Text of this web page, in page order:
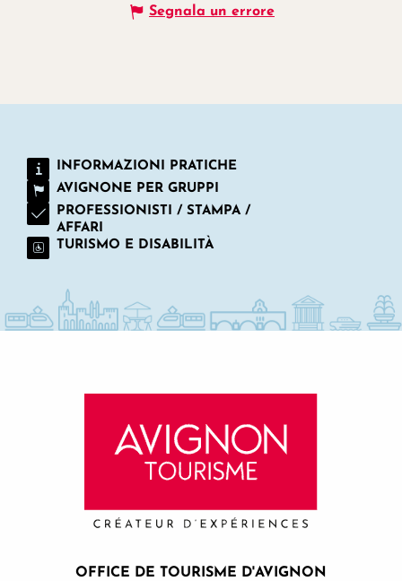
Segnala un errore
INFORMAZIONI PRATICHE
AVIGNONE PER GRUPPI
PROFESSIONISTI / STAMPA /
AFFARI
TURISMO E DISABILITÀ
OFFICE DE TOURISME D'AVIGNON